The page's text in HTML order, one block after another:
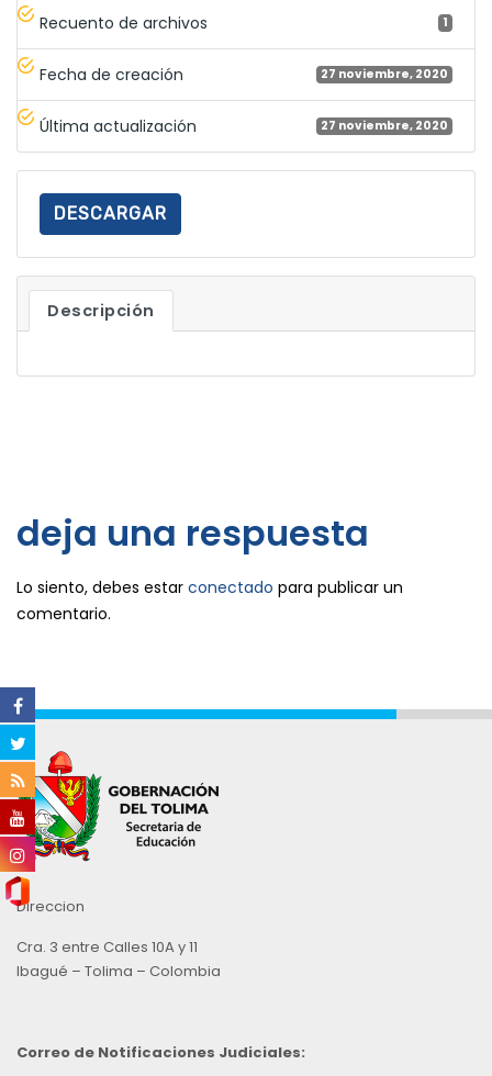
Recuento de archivos 1
Fecha de creación 27 noviembre, 2020
Última actualización 27 noviembre, 2020
DESCARGAR
Descripción
deja una respuesta
Lo siento, debes estar conectado para publicar un
comentario.
Direccion
Cra. 3 entre Calles 10A y 11
Ibagué – Tolima – Colombia
Correo de Notificaciones Judiciales: